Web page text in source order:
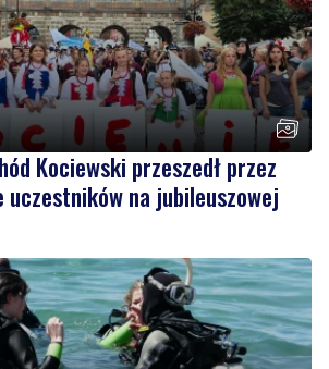
Kociewski przeszedł przez
uczestników na jubileuszowej